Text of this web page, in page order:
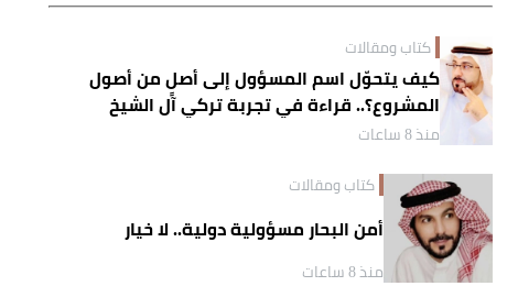
كتاب ومقالات
كيف يتحوّل اسم المسؤول إلى أصلٍ من أصول
المشروع؟.. قراءة في تجربة تركي آل الشيخ
واقتصاد الانتباه
منذ 8 ساعات
كتاب ومقالات
أمن البحار مسؤولية دولية.. لا خيار
منذ 8 ساعات